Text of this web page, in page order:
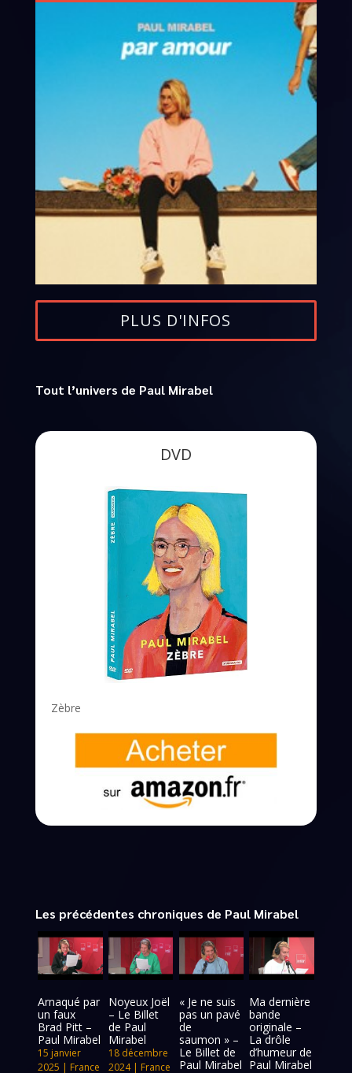
PLUS D'INFOS
Tout l’univers de Paul Mirabel
DVD
Zèbre
Les précédentes chroniques de Paul Mirabel
Arnaqué par
un faux
Brad Pitt –
Paul Mirabel
15 janvier
2025 | France
Noyeux Joël
– Le Billet
de Paul
Mirabel
18 décembre
2024| France
« Je ne suis
pas un pavé
de
saumon » –
Le Billet de
Paul Mirabel
Ma dernière
bande
originale –
La drôle
d’humeur de
Paul Mirabel